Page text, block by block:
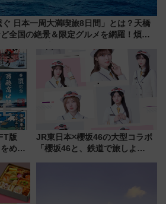
日本一周大満喫旅8日間」とは？天橋
全国の絶景＆限定グルメを網羅！煩雑
版
めぐ
JR東日本×櫻坂46の大型コラボ
「櫻坂46と、鉄道で旅しよ